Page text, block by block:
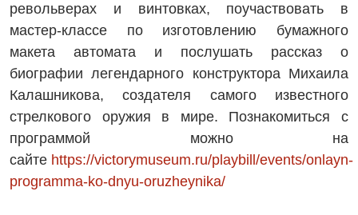
револьверах и винтовках, поучаствовать в
мастер-классе по изготовлению бумажного
макета автомата и послушать рассказ о
биографии легендарного конструктора Михаила
Калашникова, создателя самого известного
стрелкового оружия в мире. Познакомиться с
программой можно на
сайте https://victorymuseum.ru/playbill/events/onlayn-
programma-ko-dnyu-oruzheynika/